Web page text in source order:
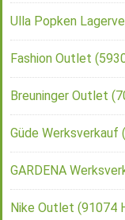
Ulla Popken
Fashion Outlet
Breuninger Outlet
Güde Werksverkauf
GARDENA
Nike Outlet (91074